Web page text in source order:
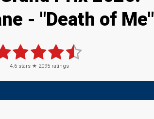
- "Death of Me"
4.6 stars ★ 2095 ratings